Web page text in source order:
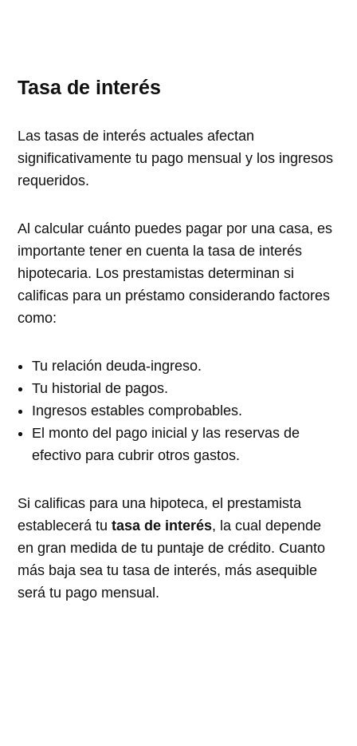
Tasa de interés
Las tasas de interés actuales afectan
significativamente tu pago mensual y los ingresos
requeridos.
Al calcular cuánto puedes pagar por una casa, es
importante tener en cuenta la tasa de interés
hipotecaria. Los prestamistas determinan si
calificas para un préstamo considerando factores
como:
Tu relación deuda-ingreso.
Tu historial de pagos.
Ingresos estables comprobables.
El monto del pago inicial y las reservas de
efectivo para cubrir otros gastos.
Si calificas para una hipoteca, el prestamista
establecerá tutasa de interés, la cual depende
en gran medida de tu puntaje de crédito. Cuanto
más baja sea tu tasa de interés, más asequible
será tu pago mensual.